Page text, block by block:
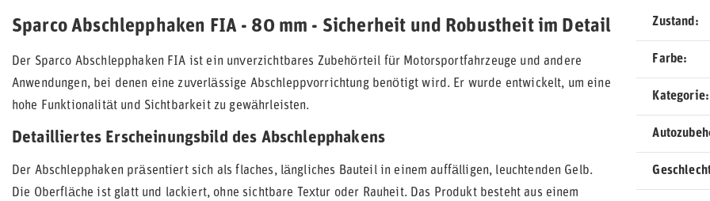
Sparco Abschlepphaken FIA - 80 mm - Sicherheit und Robustheit im Detail
Der Sparco Abschlepphaken FIA ist ein unverzichtbares Zubehörteil für Motorsportfahrzeuge und andere
Anwendungen, bei denen eine zuverlässige Abschleppvorrichtung benötigt wird. Er wurde entwickelt, um eine
hohe Funktionalität und Sichtbarkeit zu gewährleisten.
Detailliertes Erscheinungsbild des Abschlepphakens
Der Abschlepphaken präsentiert sich als flaches, längliches Bauteil in einem auffälligen, leuchtenden Gelb.
Die Oberfläche ist glatt und lackiert, ohne sichtbare Textur oder Rauheit. Das Produkt besteht aus einem
Zustand
Farbe
Kategorie